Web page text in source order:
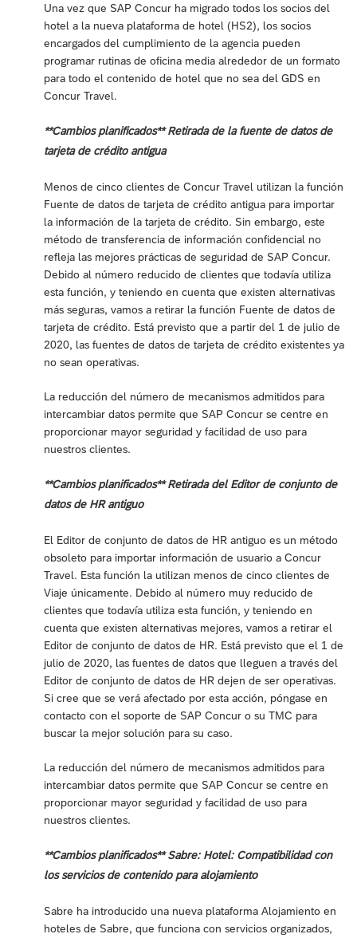
Una vez que SAP Concur ha migrado todos los socios del
hotel a la nueva plataforma de hotel (HS2), los socios
encargados del cumplimiento de la agencia pueden
programar rutinas de oficina media alrededor de un formato
para todo el contenido de hotel que no sea del GDS en
Concur Travel.
**Cambios planificados** Retirada de la fuente de datos de
tarjeta de crédito antigua
Menos de cinco clientes de Concur Travel utilizan la función
Fuente de datos de tarjeta de crédito antigua para importar
la información de la tarjeta de crédito. Sin embargo, este
método de transferencia de información confidencial no
refleja las mejores prácticas de seguridad de SAP Concur.
Debido al número reducido de clientes que todavía utiliza
esta función, y teniendo en cuenta que existen alternativas
más seguras, vamos a retirar la función Fuente de datos de
tarjeta de crédito. Está previsto que a partir del 1 de julio de
2020, las fuentes de datos de tarjeta de crédito existentes ya
no sean operativas.
La reducción del número de mecanismos admitidos para
intercambiar datos permite que SAP Concur se centre en
proporcionar mayor seguridad y facilidad de uso para
nuestros clientes.
**Cambios planificados** Retirada del Editor de conjunto de
datos de HR antiguo
El Editor de conjunto de datos de HR antiguo es un método
obsoleto para importar información de usuario a Concur
Travel. Esta función la utilizan menos de cinco clientes de
Viaje únicamente. Debido al número muy reducido de
clientes que todavía utiliza esta función, y teniendo en
cuenta que existen alternativas mejores, vamos a retirar el
Editor de conjunto de datos de HR. Está previsto que el 1 de
julio de 2020, las fuentes de datos que lleguen a través del
Editor de conjunto de datos de HR dejen de ser operativas.
Si cree que se verá afectado por esta acción, póngase en
contacto con el soporte de SAP Concur o su TMC para
buscar la mejor solución para su caso.
La reducción del número de mecanismos admitidos para
intercambiar datos permite que SAP Concur se centre en
proporcionar mayor seguridad y facilidad de uso para
nuestros clientes.
**Cambios planificados** Sabre: Hotel: Compatibilidad con
los servicios de contenido para alojamiento
Sabre ha introducido una nueva plataforma Alojamiento en
hoteles de Sabre, que funciona con servicios organizados,